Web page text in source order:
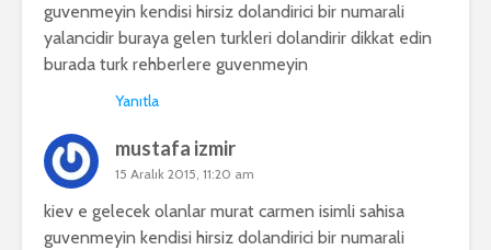
guvenmeyin kendisi hirsiz dolandirici bir numarali
yalancidir buraya gelen turkleri dolandirir dikkat edin
burada turk rehberlere guvenmeyin
Yanıtla
mustafa izmir
15 Aralık 2015, 11:20 am
kiev e gelecek olanlar murat carmen isimli sahisa
guvenmeyin kendisi hirsiz dolandirici bir numarali